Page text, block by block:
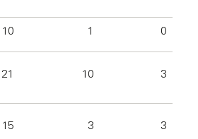
10 1 0
21 10 3
15 3 3